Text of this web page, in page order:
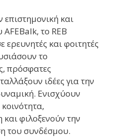
και
το REB
ερευνητές και φοιτητές
το
πρόσφατες
ιδέες για την
Ενισχύουν
φιλοξενούν την
του συνδέσμου.